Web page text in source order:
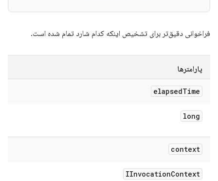
فراخوانی دقیق‌تر برای تشخیص اینکه کدام شارد تمام شده است.
پارامترها
elapsedTime
long
context
IInvocationContext